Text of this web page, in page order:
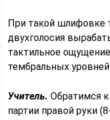
При такой шлифовке
двухголосия
тактильное
тембральных
Учитель. Обратимся к
партии правой руки